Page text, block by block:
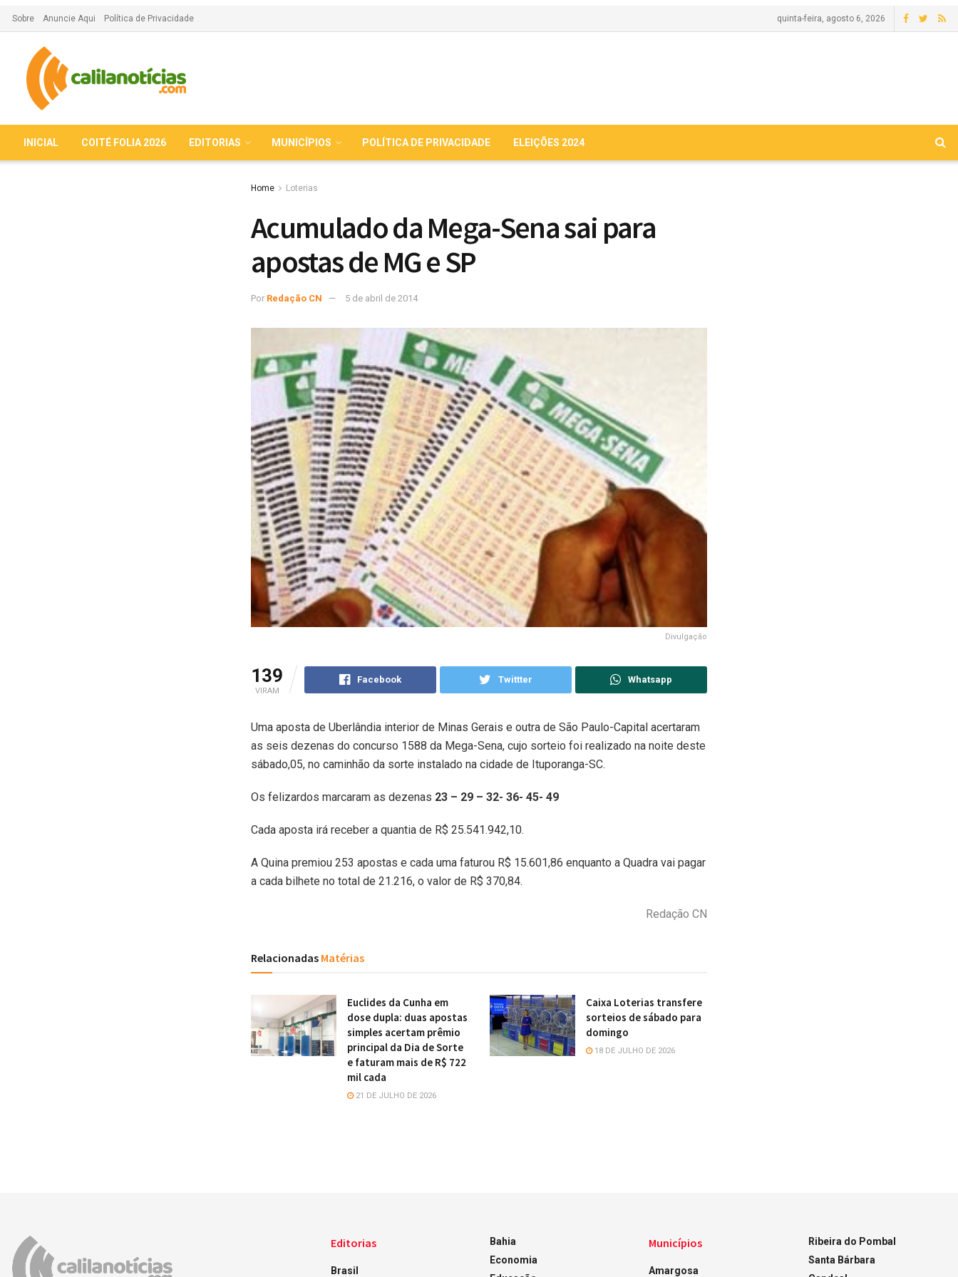
Sobre Anuncie Aqui Política de Privacidade quinta-feira, agosto 6, 2026
INICIAL COITÉ FOLIA 2026 EDITORIAS MUNICÍPIOS POLÍTICA DE PRIVACIDADE ELEIÇÕES 2024
Home Loterias
Acumulado da Mega-Sena sai para
apostas de MG e SP
Por Redação CN 5 de abril de 2014
Divulgação
139
VIRAM
Facebook Twittter Whatsapp
Uma aposta de Uberlândia interior de Minas Gerais e outra de São Paulo-Capital acertaram
as seis dezenas do concurso 1588 da Mega-Sena, cujo sorteio foi realizado na noite deste
sábado,05, no caminhão da sorte instalado na cidade de Ituporanga-SC.
Os felizardos marcaram as dezenas 23 – 29 – 32- 36- 45- 49
Cada aposta irá receber a quantia de R$ 25.541.942,10.
A Quina premiou 253 apostas e cada uma faturou R$ 15.601,86 enquanto a Quadra vai pagar
a cada bilhete no total de 21.216, o valor de R$ 370,84.
Redação CN
Relacionadas Matérias
Euclides da Cunha em
dose dupla: duas apostas
simples acertam prêmio
principal da Dia de Sorte
e faturam mais de R$ 722
mil cada
21 DE JULHO DE 2026
Caixa Loterias transfere
sorteios de sábado para
domingo
18 DE JULHO DE 2026
Editorias
Brasil
Bahia
Economia
Municípios
Amargosa
Ribeira do Pombal
Santa Bárbara